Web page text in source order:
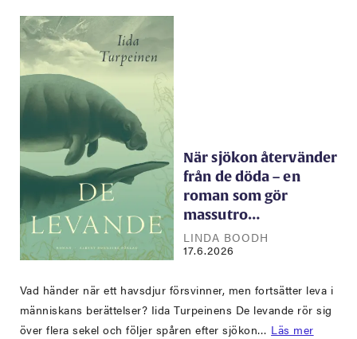
När sjökon återvänder
från de döda – en
roman som gör
massutro…
LINDA BOODH
17.6.2026
Vad händer när ett havsdjur försvinner, men fortsätter leva i
människans berättelser? Iida Turpeinens De levande rör sig
över flera sekel och följer spåren efter sjökon… Läs mer